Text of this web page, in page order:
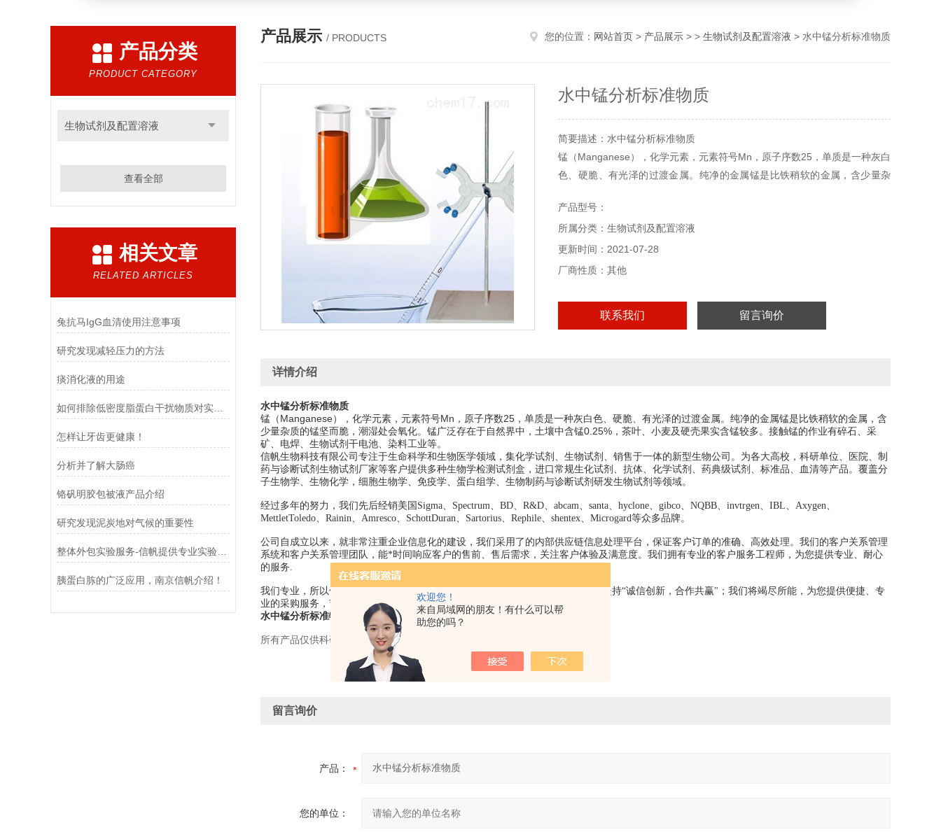
欢迎您！
来自局域网的朋友！有什么可以帮
助您的吗？
产品分类
PRODUCT CATEGORY
生物试剂及配置溶液
查看全部
相关文章
RELATED ARTICLES
兔抗马IgG血清使用注意事项
研究发现减轻压力的方法
痰消化液的用途
怎样让牙齿更健康！
分析并了解大肠癌
​铬矾明胶包被液产品介绍
研究发现泥炭地对气候的重要性
整体外包实验服务-信帆提供专业实验服务！
胰蛋白胨的广泛应用，南京信帆介绍！
产品展示 / PRODUCTS 您的位置： 网站首页 > 产品展示 > > 生物试剂及配置溶液 > 水中锰分析标准物质
水中锰分析标准物质
简要描述：水中锰分析标准物质
锰（Manganese），化学元素，元素符号Mn，原子序数25，单质是一种灰白
色、硬脆、有光泽的过渡金属。纯净的金属锰是比铁稍软的金属，含少量杂
疗等其它用途。
产品型号：
所属分类：生物试剂及配置溶液
更新时间：2021-07-28
厂商性质：其他
联系我们 留言询价
详情介绍
水中锰分析标准物质
锰（Manganese），化学元素，元素符号Mn，原子序数25，单质是一种灰白色、硬脆、有光泽的过渡金属 。纯净的金属锰是比铁稍软的金属 ，含
少量杂质的锰坚而脆，潮湿处会氧化。锰广泛存在于自然界中，土壤中含锰0.25%，茶叶、小麦及硬壳果实含锰较多。接触锰的作业有碎石、采
矿、电焊、生物试剂干电池、染料工业等。
信帆生物科技有限公司专注于生命科学和生物医学领域，集化学试剂、生物试剂、销售于一体的新型生物公司。为各大高校，科研单位、医院、制
药与诊断试剂生物试剂厂家等客户提供多种生物学检测试剂盒，进口常规生化试剂、抗体、化学试剂、药典级试剂、标准品、血清等产品。覆盖分
子生物学、生物化学，细胞生物学、免疫学、蛋白组学、生物制药与诊断试剂研发生物试剂等领域。
经过多年的努力，我们先后经销美国Sigma、Spectrum、BD、R&D、abcam、santa、hyclone、gibco、NQBB、invtrgen、IBL、Axygen、
MettletToledo、Rainin、Amresco、SchottDuran、Sartorius、Rephile、shentex、Microgard等众多品牌。
公司自成立以来，就非常注重企业信息化的建设，我们采用了的内部供应链信息处理平台，保证客户订单的准确、高效处理。我们的客户关系管理
系统和客户关系管理团队，能*时间响应客户的售前、售后需求，关注客户体验及满意度。我们拥有专业的客户服务工程师，为您提供专业、耐心
的服务.
我们专业，所以值得信赖；我们专注，所以我们高速发展；我们信奉“客户“我们坚持“诚信创新，合作共赢"；我们将竭尽所能，为您提供便捷、专
业的采购服务，节省您的时间和成本。
水中锰分析标准物质
所有产品仅供科研使用，不得用于食用，医疗等其它用途。
留言询价
产品：
您的单位：